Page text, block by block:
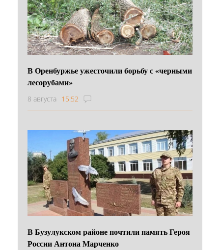
В Оренбуржье ужесточили борьбу с «черными
лесорубами»
8 августа 15:52
В Бузулукском районе почтили память Героя
России Антона Марченко